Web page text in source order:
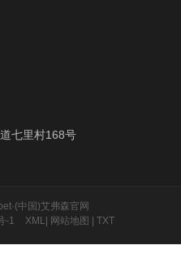
七里村168号
中国)艾弗森官网
-1
XML 网站地图 TXT